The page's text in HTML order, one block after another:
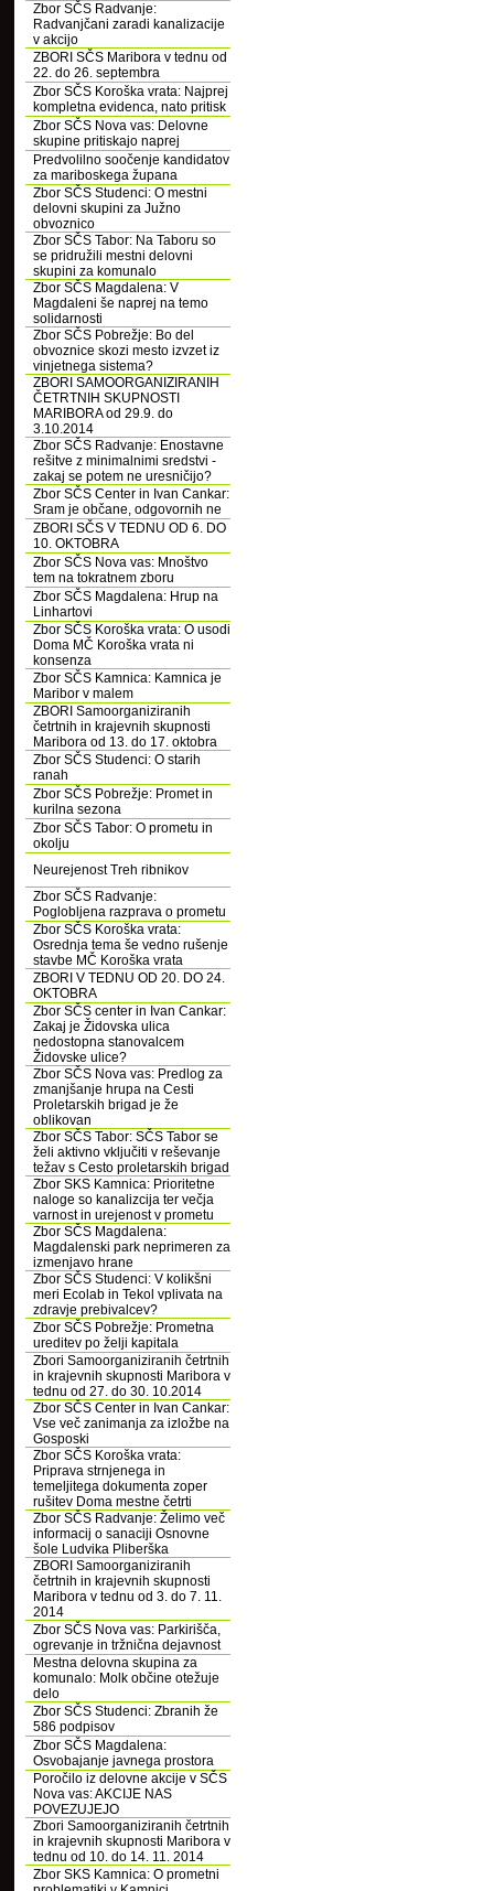
Zbor SČS Radvanje:
Radvanjčani zaradi kanalizacije
v akcijo
ZBORI SČS Maribora v tednu od
22. do 26. septembra
Zbor SČS Koroška vrata: Najprej
kompletna evidenca, nato pritisk
Zbor SČS Nova vas: Delovne
skupine pritiskajo naprej
Predvolilno soočenje kandidatov
za mariboskega župana
Zbor SČS Studenci: O mestni
delovni skupini za Južno
obvoznico
Zbor SČS Tabor: Na Taboru so
se pridružili mestni delovni
skupini za komunalo
Zbor SČS Magdalena: V
Magdaleni še naprej na temo
solidarnosti
Zbor SČS Pobrežje: Bo del
obvoznice skozi mesto izvzet iz
vinjetnega sistema?
ZBORI SAMOORGANIZIRANIH
ČETRTNIH SKUPNOSTI
MARIBORA od 29.9. do
3.10.2014
Zbor SČS Radvanje: Enostavne
rešitve z minimalnimi sredstvi -
zakaj se potem ne uresničijo?
Zbor SČS Center in Ivan Cankar:
Sram je občane, odgovornih ne
ZBORI SČS V TEDNU OD 6. DO
10. OKTOBRA
Zbor SČS Nova vas: Mnoštvo
tem na tokratnem zboru
Zbor SČS Magdalena: Hrup na
Linhartovi
Zbor SČS Koroška vrata: O usodi
Doma MČ Koroška vrata ni
konsenza
Zbor SČS Kamnica: Kamnica je
Maribor v malem
ZBORI Samoorganiziranih
četrtnih in krajevnih skupnosti
Maribora od 13. do 17. oktobra
Zbor SČS Studenci: O starih
ranah
Zbor SČS Pobrežje: Promet in
kurilna sezona
Zbor SČS Tabor: O prometu in
okolju
Neurejenost Treh ribnikov
Zbor SČS Radvanje:
Poglobljena razprava o prometu
Zbor SČS Koroška vrata:
Osrednja tema še vedno rušenje
stavbe MČ Koroška vrata
ZBORI V TEDNU OD 20. DO 24.
OKTOBRA
Zbor SČS center in Ivan Cankar:
Zakaj je Židovska ulica
nedostopna stanovalcem
Židovske ulice?
Zbor SČS Nova vas: Predlog za
zmanjšanje hrupa na Cesti
Proletarskih brigad je že
oblikovan
Zbor SČS Tabor: SČS Tabor se
želi aktivno vključiti v reševanje
težav s Cesto proletarskih brigad
Zbor SKS Kamnica: Prioritetne
naloge so kanalizcija ter večja
varnost in urejenost v prometu
Zbor SČS Magdalena:
Magdalenski park neprimeren za
izmenjavo hrane
Zbor SČS Studenci: V kolikšni
meri Ecolab in Tekol vplivata na
zdravje prebivalcev?
Zbor SČS Pobrežje: Prometna
ureditev po želji kapitala
Zbori Samoorganiziranih četrtnih
in krajevnih skupnosti Maribora v
tednu od 27. do 30. 10.2014
Zbor SČS Center in Ivan Cankar:
Vse več zanimanja za izložbe na
Gosposki
Zbor SČS Koroška vrata:
Priprava strnjenega in
temeljitega dokumenta zoper
rušitev Doma mestne četrti
Zbor SČS Radvanje: Želimo več
informacij o sanaciji Osnovne
šole Ludvika Pliberška
ZBORI Samoorganiziranih
četrtnih in krajevnih skupnosti
Maribora v tednu od 3. do 7. 11.
2014
Zbor SČS Nova vas: Parkirišča,
ogrevanje in tržnična dejavnost
Mestna delovna skupina za
komunalo: Molk občine otežuje
delo
Zbor SČS Studenci: Zbranih že
586 podpisov
Zbor SČS Magdalena:
Osvobajanje javnega prostora
Poročilo iz delovne akcije v SČS
Nova vas: AKCIJE NAS
POVEZUJEJO
Zbori Samoorganiziranih četrtnih
in krajevnih skupnosti Maribora v
tednu od 10. do 14. 11. 2014
Zbor SKS Kamnica: O prometni